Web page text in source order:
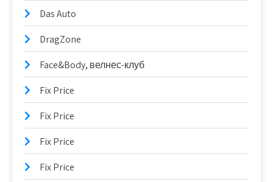
Das Auto
DragZone
Face&Body, велнес-клуб
Fix Price
Fix Price
Fix Price
Fix Price